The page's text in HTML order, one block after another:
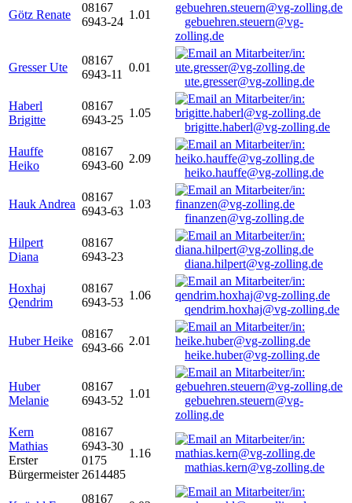
Götz Renate
08167
6943-24
1.01
gebuehren.steuern@vg-
zolling.de
Gresser Ute
08167
6943-11
0.01
ute.gresser@vg-zolling.de
Haberl
Brigitte
08167
6943-25
1.05
brigitte.haberl@vg-zolling.de
Hauffe
Heiko
08167
6943-60
2.09
heiko.hauffe@vg-zolling.de
Hauk Andrea
08167
6943-63
1.03
finanzen@vg-zolling.de
Hilpert
Diana
08167
6943-23
diana.hilpert@vg-zolling.de
Hoxhaj
Qendrim
08167
6943-53
1.06
qendrim.hoxhaj@vg-zolling.de
Huber Heike
08167
6943-66
2.01
heike.huber@vg-zolling.de
Huber
Melanie
08167
6943-52
1.01
gebuehren.steuern@vg-
zolling.de
Kern
Mathias
Erster
Bürgermeister
08167
6943-30
0175
2614485
1.16
mathias.kern@vg-zolling.de
08167